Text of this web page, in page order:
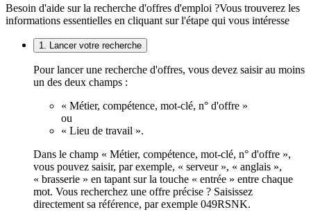
Besoin d'aide sur la recherche d'offres d'emploi ?Vous trouverez les
informations essentielles en cliquant sur l'étape qui vous intéresse
1. Lancer votre recherche
Pour lancer une recherche d'offres, vous devez saisir au moins
un des deux champs :
« Métier, compétence, mot-clé, n° d'offre »
ou
« Lieu de travail ».
Dans le champ « Métier, compétence, mot-clé, n° d'offre »,
vous pouvez saisir, par exemple, « serveur », « anglais »,
« brasserie » en tapant sur la touche « entrée » entre chaque
mot. Vous recherchez une offre précise ? Saisissez
directement sa référence, par exemple 049RSNK.